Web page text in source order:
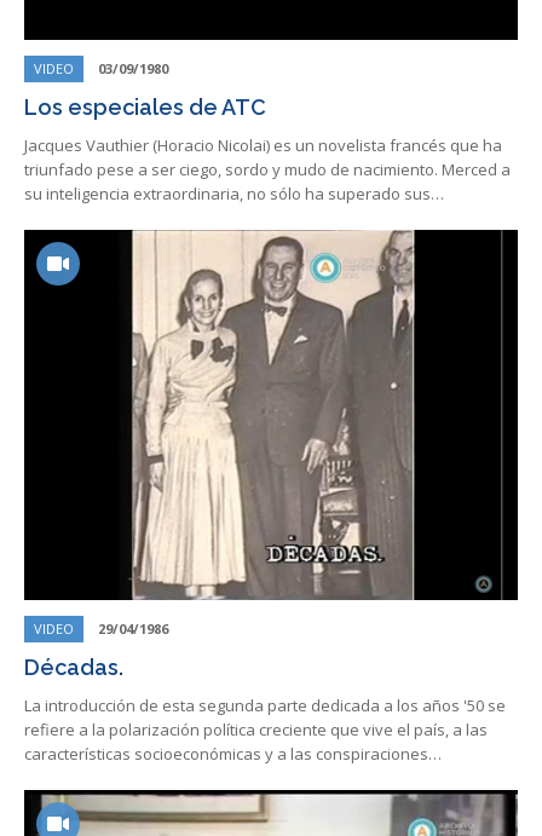
VIDEO 03/09/1980
Los especiales de ATC
Jacques Vauthier (Horacio Nicolai) es un novelista francés que ha
triunfado pese a ser ciego, sordo y mudo de nacimiento. Merced a
su inteligencia extraordinaria, no sólo ha superado sus…
VIDEO 29/04/1986
Décadas.
La introducción de esta segunda parte dedicada a los años '50 se
refiere a la polarización política creciente que vive el país, a las
características socioeconómicas y a las conspiraciones…